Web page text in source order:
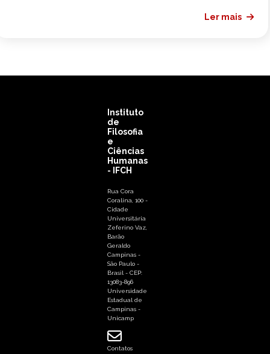
Ler mais
Instituto
de
Filosofia
e
Ciências
Humanas
- IFCH
Rua Cora
Coralina, 100 -
Cidade
Universitária
Zeferino Vaz,
Barão
Geraldo
Campinas -
São Paulo -
Brasil - CEP:
13083-896
Universidade
Estadual de
Campinas -
Unicamp
Contatos